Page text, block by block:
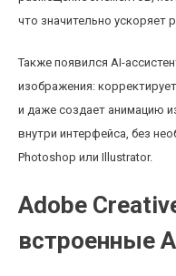
что значительно ускоряет
Также появился AI-
изображения:
и даже создает анимацию
внутри интерфейса, без
Photoshop или Illustrator.
Adobe
встроенные